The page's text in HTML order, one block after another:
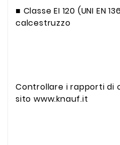
■ Classe EI 120 (UNI EN
calcestruzzo
Controllare i rapporti di
sito www.knauf.it